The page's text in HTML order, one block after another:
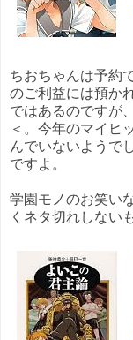
ちおちゃんは予約
のご利益には預か
ではあるのですが
＜。今年のマイヒ
んでいないようで
ですよ。
学園モノのお笑い
くネタ切れしない